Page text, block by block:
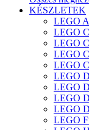
KÉSZLETEK
LEGO
LEGO
LEGO
LEGO
LEGO
LEGO
LEGO
LEGO
LEGO
LEGO